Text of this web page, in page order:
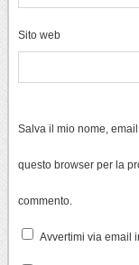
Sito web
Salva il mio nome,
questo browser per la
commento.
Avvertimi via email